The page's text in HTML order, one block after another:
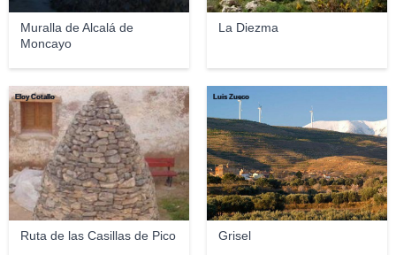
Muralla de Alcalá de
Moncayo
La Diezma
Ruta de las Casillas de Pico
Eloy Cotallo
Grisel
Luis Zueco